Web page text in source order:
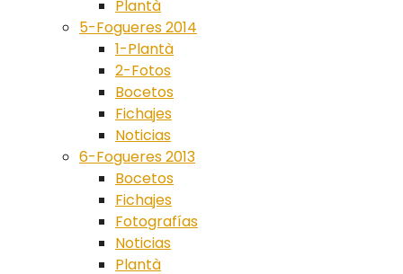
Plantà
5-Fogueres 2014
1-Plantà
2-Fotos
Bocetos
Fichajes
Noticias
6-Fogueres 2013
Bocetos
Fichajes
Fotografías
Noticias
Plantà